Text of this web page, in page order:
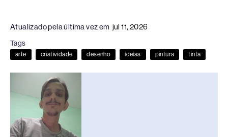
c
e
b
o
k
e
a
d
s
e
dI
n
e
sk
y
at
s
A
p
Li
n
Atualizado pela última vez em jul 11, 2026
Tags
arte criatividade desenho ideias pintura tinta